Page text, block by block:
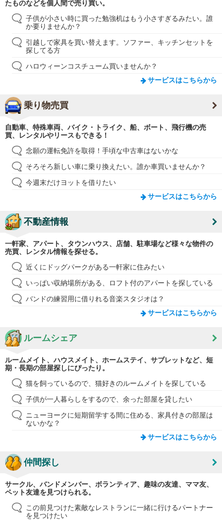
たものなどを個人間で売り買い。
子供が小さい時に買った勉強机はもう小さすぎるみたい。誰
か要りませんか？
引越しで家具を買い替えます。ソファー、キッチンセットを
探してる方
ハロウィーンコスチューム買いませんか？
サービスはこちらから
乗り物売買
自動車、特殊車両、バイク・トライク、船、ボート、飛行機の売
買、レンタルやリースもできる！
念願の運転免許を取得！手頃な中古車はないかな
そろそろ新しい車に乗り換えたい。誰か車買いませんか？
今週末だけヨットを借りたい
サービスはこちらから
不動産情報
一軒家、アパート、タウンハウス、店舗、駐車場など様々な物件の
売買、レンタル情報を探せる。
近くにドッグパークがある一軒家に住みたい
いっぱい収納場所がある、ロフト付のアパートを探している
バンドの練習用に借りれる音楽スタジオは？
サービスはこちらから
ルームシェア
ルームメイト、ハウスメイト、ホームステイ、サブレットなど、短
期・長期の部屋探しにぴったり。
猫を飼っているので、猫好きのルームメイトを探している
子供が一人暮らしをするので、余った部屋を貸したい
ニューヨークに短期留学する間に住める、家具付きの部屋は
ないかな？
サービスはこちらから
仲間探し
サークル、バンドメンバー、ボランティア、趣味の友達、ママ友、
ペット友達を見つけられる。
この前見つけた素敵なレストランに一緒に行けるパートナー
を見つけたい